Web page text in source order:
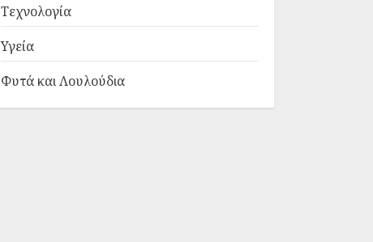
Τεχνολογία
Υγεία
Φυτά και Λουλούδια